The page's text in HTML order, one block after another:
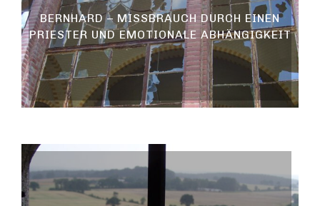
BERNHARD – MISSBRAUCH DURCH EINEN
PRIESTER UND EMOTIONALE ABHÄNGIGKEIT